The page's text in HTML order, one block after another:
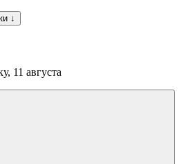
↓
11 августа